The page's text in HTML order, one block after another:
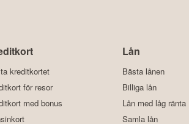
kreditkortet
för resor
med bonus
Lån
Bästa lånen
Billiga lån
Lån med låg ränta
Samla lån